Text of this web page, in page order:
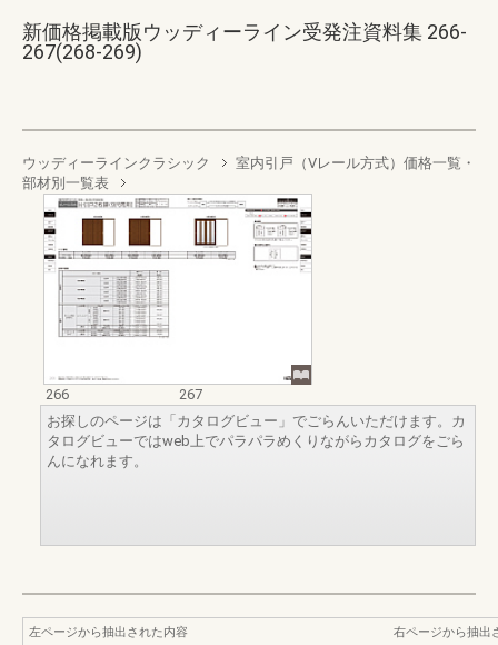
新価格掲載版ウッディーライン受発注資料集 266-
267(268-269)
ウッディーラインクラシック
室内引戸（Vレール方式）価格一覧・
部材別一覧表
266
267
お探しのページは「カタログビュー」でごらんいただけます。カ
タログビューではweb上でパラパラめくりながらカタログをごら
んになれます。
左ページから抽出された内容
右ページから抽出